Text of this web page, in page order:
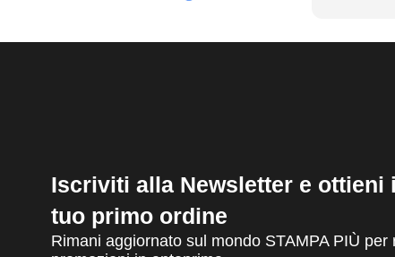
Iscriviti alla Newsletter e ottieni
tuo primo ordine
Rimani aggiornato sul mondo STAMPA PIÙ per